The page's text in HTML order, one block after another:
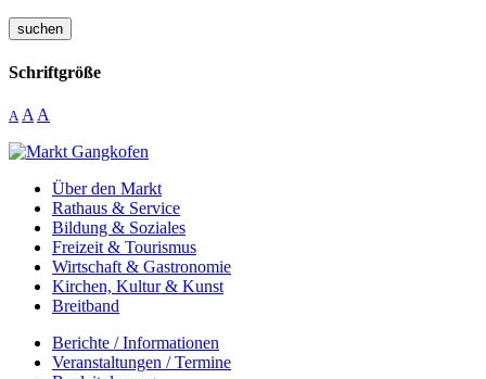
suchen
Schriftgröße
A A A
Über den Markt
Rathaus & Service
Bildung & Soziales
Freizeit & Tourismus
Wirtschaft & Gastronomie
Kirchen, Kultur & Kunst
Breitband
Berichte / Informationen
Veranstaltungen / Termine